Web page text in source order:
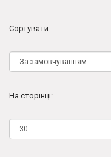
Сортувати:
На сторінці: